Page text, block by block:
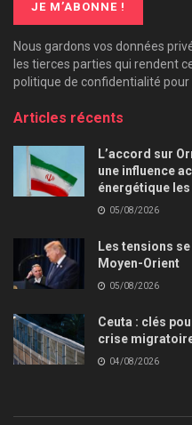
Nous gardons vos données
les tierces parties qui rendent
politique de confidentialité pour
Articles récents
L’accord sur
une influence
énergétique
05/08/2026
Les tensions
Moyen-Orient
05/08/2026
Ceuta : clés
crise
04/08/2026